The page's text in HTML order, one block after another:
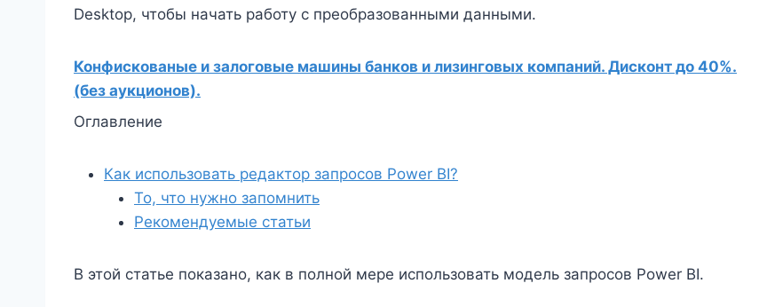
Desktop, чтобы начать работу с преобразованными данными.
Конфискованые и залоговые машины банков и лизинговых компаний. Дисконт до 40%.
(без аукционов).
Оглавление
Как использовать редактор запросов Power BI?
То, что нужно запомнить
Рекомендуемые статьи
В этой статье показано, как в полной мере использовать модель запросов Power BI.